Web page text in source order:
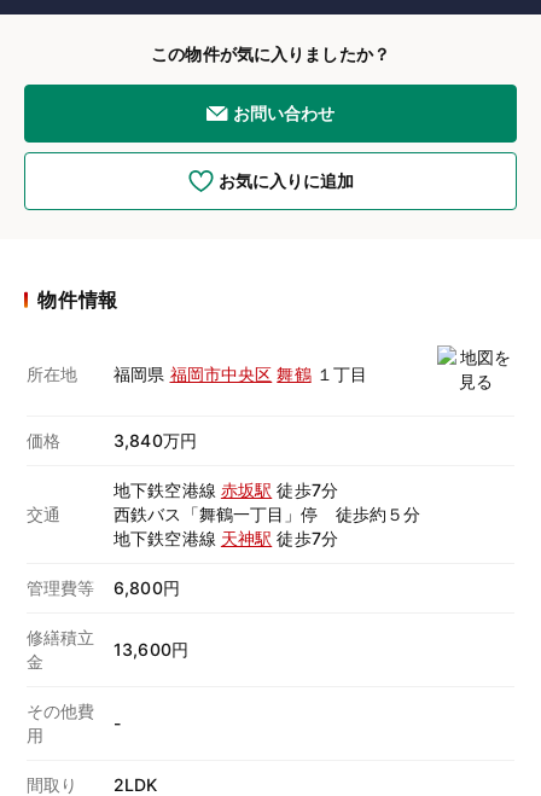
この物件が気に入りましたか？
お問い合わせ
お気に入りに追加
物件情報
所在地 福岡県 福岡市中央区 舞鶴 １丁目
価格 3,840万円
交通
地下鉄空港線 赤坂駅 徒歩7分
西鉄バス「舞鶴一丁目」停 徒歩約５分
地下鉄空港線 天神駅 徒歩7分
管理費等 6,800円
修繕積立
金
13,600円
その他費
用
-
間取り 2LDK